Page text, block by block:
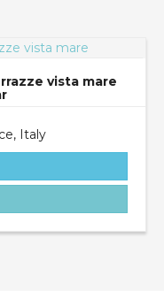
vista mare
Italy